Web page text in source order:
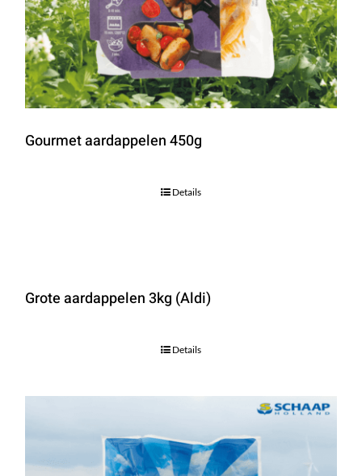
Gourmet aardappelen 450g
Details
Grote aardappelen 3kg (Aldi)
Details